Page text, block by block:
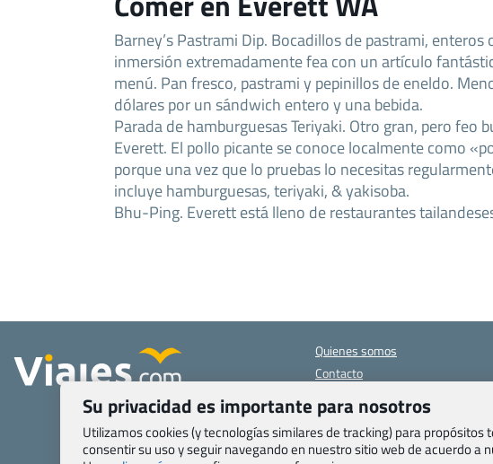
Barney’s Pastrami Dip. Bocadillos de pastrami, enteros
inmersión extremadamente fea con un artículo
menú. Pan fresco, pastrami y pepinillos de eneldo.
dólares por un sándwich entero y una bebida.
Parada de hamburguesas Teriyaki. Otro gran, pero feo
Everett. El pollo picante se conoce localmente como
porque una vez que lo pruebas lo necesitas
incluye hamburguesas, teriyaki, & yakisoba.
Bhu-Ping. Everett está lleno de restaurantes
Quienes somos
Contacto
específicas
Blog de Viajes.com
Registro de agencias
Su privacidad es importante para nosotros
Utilizamos cookies (y tecnologías similares de tracking) para
consentir su uso y seguir navegando en nuestro sitio web de acuerdo a